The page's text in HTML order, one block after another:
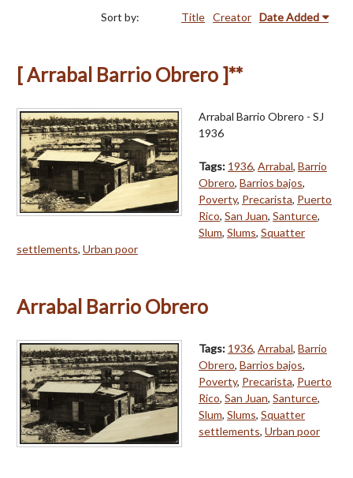
Sort by: Title Creator Date Added
[ Arrabal Barrio Obrero ]**
Arrabal Barrio Obrero - SJ
1936
Tags: 1936, Arrabal, Barrio
Obrero, Barrios bajos,
Poverty, Precarista, Puerto
Rico, San Juan, Santurce,
Slum, Slums, Squatter
settlements, Urban poor
Arrabal Barrio Obrero
Tags: 1936, Arrabal, Barrio
Obrero, Barrios bajos,
Poverty, Precarista, Puerto
Rico, San Juan, Santurce,
Slum, Slums, Squatter
settlements, Urban poor